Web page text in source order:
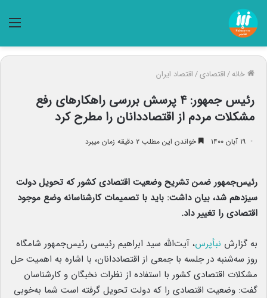
خانه/اقتصادی/اقتصاد ایران
رئیس جمهور: ۴ پرسش بررسی راهکارهای رفع
مشکلات مردم از اقتصاددانان را مطرح کرد
۱۹ آبان ۱۴۰۰ خواندن این مطلب ۲ دقیقه زمان میبرد
رئیس‌جمهور ضمن تشریح وضعیت اقتصادی کشور که تحویل دولت
سیزدهم شد، بیان داشت: باید با تصمیمات کارشناسانه وضع موجود
اقتصادی را تغییر داد.
به گزارش نبأپرس، آیت‌الله سید ابراهیم رئیسی رئیس‌جمهور شامگاه
روز سه‌شنبه در جلسه با جمعی از اقتصاددانان، با اشاره به اهمیت حل
مشکلات اقتصادی کشور با استفاده از نظرات نخبگان و کارشناسان
گفت: وضعیت اقتصادی را که دولت تحویل گرفته است شما به‌خوبی